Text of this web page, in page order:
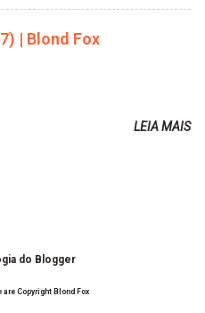
sempre jogava tinta em cima
Às vezes, a criatividade vai
Blogueira? Ver o seu trabalho
com o seu Blog? Muito
pra você é profissional ou passa-
e quais indica? Eu acompanho
do antigo blog da Sweet
o convívio com seguidoras e
quer, ou ainda ...
| Blond Fox
LEIA MAIS
do Blogger
Copyright Blond Fox